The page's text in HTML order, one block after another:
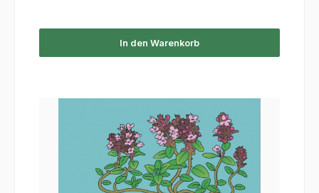
In den Warenkorb